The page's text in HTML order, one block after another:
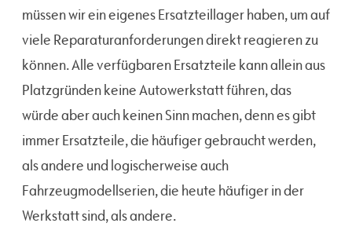
müssen wir ein eigenes Ersatzteillager haben, um auf
viele Reparaturanforderungen direkt reagieren zu
können. Alle verfügbaren Ersatzteile kann allein aus
Platzgründen keine Autowerkstatt führen, das
würde aber auch keinen Sinn machen, denn es gibt
immer Ersatzteile, die häufiger gebraucht werden,
als andere und logischerweise auch
Fahrzeugmodellserien, die heute häufiger in der
Werkstatt sind, als andere.